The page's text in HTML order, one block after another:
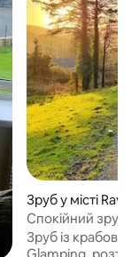
Зруб у місті
Спокійний зруб
Зруб із крабового